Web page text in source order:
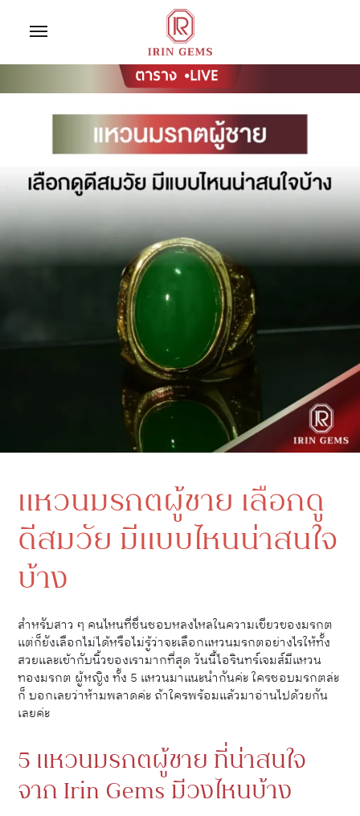
แหวนมรกตผู้ชาย เลือกดู
ดีสมวัย มีแบบไหนน่าสนใจ
บ้าง
สำหรับสาว ๆ คนไหนที่ชื่นชอบหลงไหลในความเขียวของมรกต
แต่ก็ยังเลือกไม่ได้หรือไม่รู้ว่าจะเลือกแหวนมรกตอย่างไรให้ทั้ง
สวยและเข้ากับนิ้วของเรามากที่สุด วันนี้ไอรินทร์เจมส์มีแหวน
ทองมรกต ผู้หญิง ทั้ง 5 แหวนมาแนะนำกันค่ะ ใครชอบมรกตล่ะ
ก็ บอกเลยว่าห้ามพลาดค่ะ ถ้าใครพร้อมแล้วมาอ่านไปด้วยกัน
เลยค่ะ
5 แหวนมรกตผู้ชาย ที่น่าสนใจ
จาก Irin Gems มีวงไหนบ้าง